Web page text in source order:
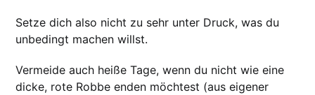
Setze dich also nicht zu sehr unter Druck, was du
unbedingt machen willst.
Vermeide auch heiße Tage, wenn du nicht wie eine
dicke, rote Robbe enden möchtest (aus eigener